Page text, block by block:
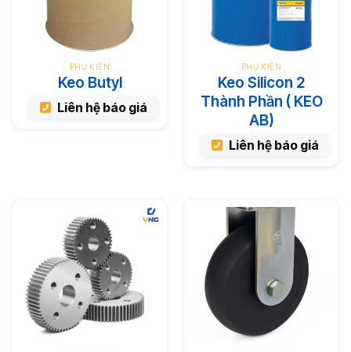
PHỤ KIỆN
Keo Butyl
Liên hệ báo giá
PHỤ KIỆN
Keo Silicon 2
Thành Phần ( KEO
AB)
Liên hệ báo giá